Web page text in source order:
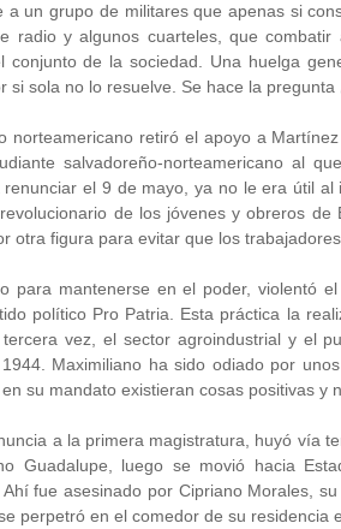
a un grupo de militares que apenas si
radio y algunos cuarteles, que
conjunto de la sociedad. Una huelga
si sola no lo resuelve. Se hace la
norteamericano retiró el apoyo a
salvadoreño-norteamericano al
renunciar el 9 de mayo, ya no le era útil
de los jóvenes y obreros
otra figura para evitar que los
para mantenerse en el poder, violentó
político Pro Patria. Esta práctica la
vez, el sector agroindustrial y el
Maximiliano ha sido odiado por
su mandato existieran cosas positivas y
a la primera magistratura, huyó vía
Guadalupe, luego se movió hacia
Ahí fue asesinado por Cipriano Morales,
perpetró en el comedor de su residencia